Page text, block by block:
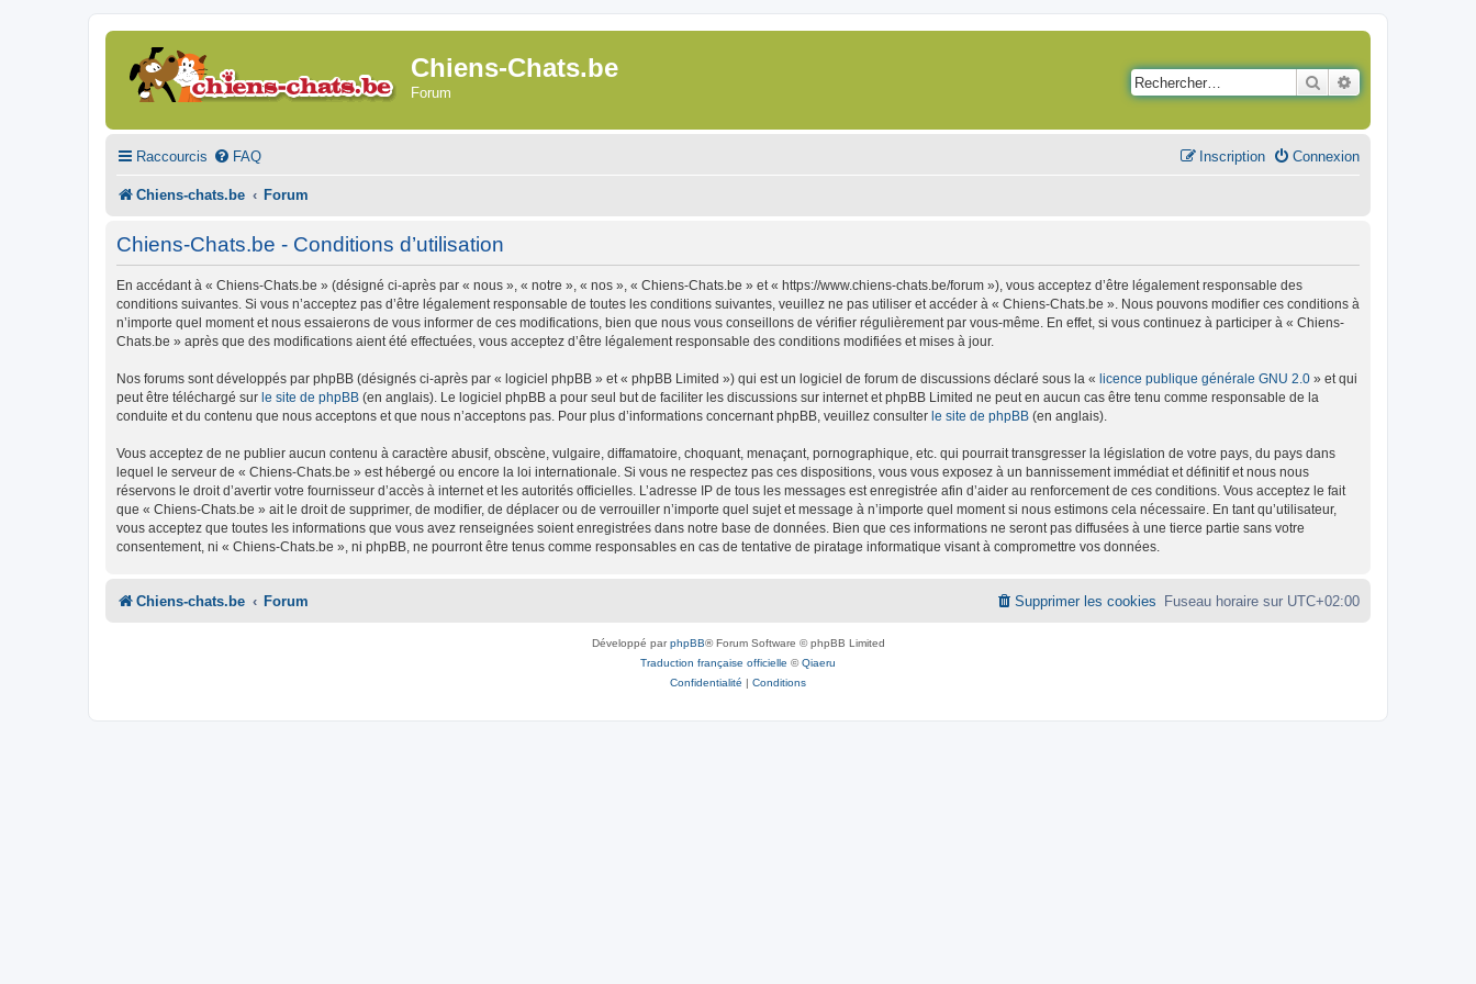
Chiens-Chats.be
Forum
Rechercher
Raccourcis FAQ Connexion
Inscription
Chiens-chats.be Forum
Chiens-Chats.be - Conditions d’utilisation
En accédant à « Chiens-Chats.be » (désigné ci-après par « nous », « notre », « nos », « Chiens-Chats.be » et « https://www.chiens-chats.be/forum »), vous acceptez d’être légalement responsable des
conditions suivantes. Si vous n’acceptez pas d’être légalement responsable de toutes les conditions suivantes, veuillez ne pas utiliser et accéder à « Chiens-Chats.be ». Nous pouvons modifier ces conditions à
n’importe quel moment et nous essaierons de vous informer de ces modifications, bien que nous vous conseillons de vérifier régulièrement par vous-même. En effet, si vous continuez à participer à « Chiens-
Chats.be » après que des modifications aient été effectuées, vous acceptez d’être légalement responsable des conditions modifiées et mises à jour.
Nos forums sont développés par phpBB (désignés ci-après par « logiciel phpBB » et « phpBB Limited ») qui est un logiciel de forum de discussions déclaré sous la « licence publique générale GNU 2.0 » et qui
peut être téléchargé sur le site de phpBB (en anglais). Le logiciel phpBB a pour seul but de faciliter les discussions sur internet et phpBB Limited ne peut en aucun cas être tenu comme responsable de la
conduite et du contenu que nous acceptons et que nous n’acceptons pas. Pour plus d’informations concernant phpBB, veuillez consulter le site de phpBB (en anglais).
Vous acceptez de ne publier aucun contenu à caractère abusif, obscène, vulgaire, diffamatoire, choquant, menaçant, pornographique, etc. qui pourrait transgresser la législation de votre pays, du pays dans
lequel le serveur de « Chiens-Chats.be » est hébergé ou encore la loi internationale. Si vous ne respectez pas ces dispositions, vous vous exposez à un bannissement immédiat et définitif et nous nous
réservons le droit d’avertir votre fournisseur d’accès à internet et les autorités officielles. L’adresse IP de tous les messages est enregistrée afin d’aider au renforcement de ces conditions. Vous acceptez le fait
que « Chiens-Chats.be » ait le droit de supprimer, de modifier, de déplacer ou de verrouiller n’importe quel sujet et message à n’importe quel moment si nous estimons cela nécessaire. En tant qu’utilisateur,
vous acceptez que toutes les informations que vous avez renseignées soient enregistrées dans notre base de données. Bien que ces informations ne seront pas diffusées à une tierce partie sans votre
consentement, ni « Chiens-Chats.be », ni phpBB, ne pourront être tenus comme responsables en cas de tentative de piratage informatique visant à compromettre vos données.
Chiens-chats.be Forum Fuseau horaire sur UTC+02:00
Supprimer les cookies
Développé parphpBB® Forum Software © phpBB Limited
Traduction française officielle ©Qiaeru
Confidentialité | Conditions